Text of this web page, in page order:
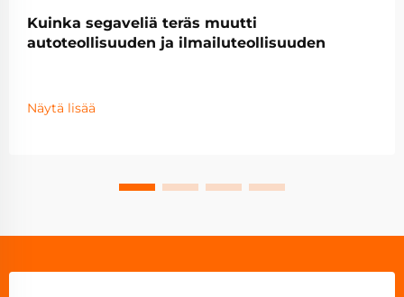
Kuinka segaveliä teräs muutti
autoteollisuuden ja ilmailuteollisuuden
Näytä lisää